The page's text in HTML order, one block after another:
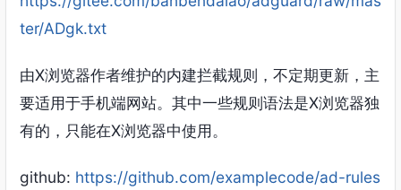
ter/ADgk.txt
由X浏览器作者维护的内建拦截规则，不定期更新，主
要适用于手机端网站。其中一些规则语法是X浏览器独
有的，只能在X浏览器中使用。
github: https://github.com/examplecode/ad-rules